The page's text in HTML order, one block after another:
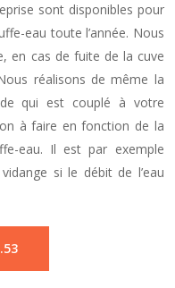
sont disponibles pour
eau toute l’année. Nous
en cas de fuite de la cuve
réalisons de même la
qui est couplé à votre
à faire en fonction de la
eau. Il est par exemple
si le débit de l’eau